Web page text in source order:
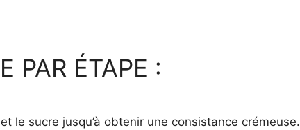
PAR ÉTAPE :
le sucre jusqu’à obtenir une consistance crémeuse.